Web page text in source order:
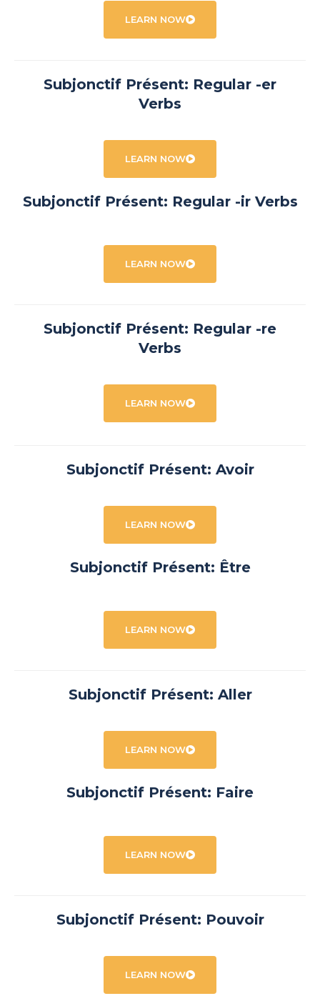
LEARN NOW
Subjonctif Présent: Regular -er
Verbs
LEARN NOW
Subjonctif Présent: Regular -ir Verbs
LEARN NOW
Subjonctif Présent: Regular -re
Verbs
LEARN NOW
Subjonctif Présent: Avoir
LEARN NOW
Subjonctif Présent: Être
LEARN NOW
Subjonctif Présent: Aller
LEARN NOW
Subjonctif Présent: Faire
LEARN NOW
Subjonctif Présent: Pouvoir
LEARN NOW